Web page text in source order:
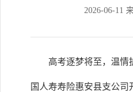
2026-06-11
高考逐梦将至，温情
国人寿寿险惠安县支公司